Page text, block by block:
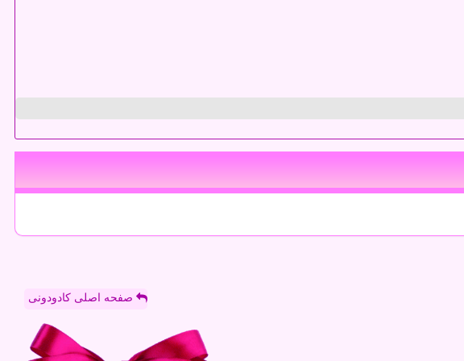
صفحه اصلی کادودونی